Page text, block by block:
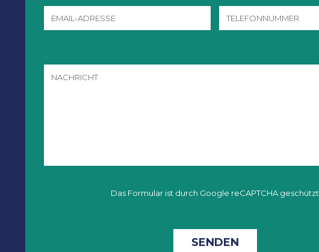
Das Formular ist durch Google reCAPTCHA geschützt